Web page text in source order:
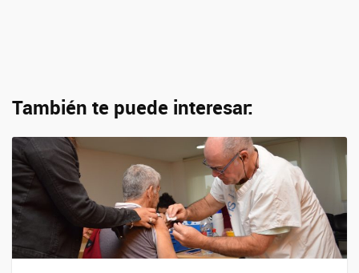
También te puede interesar: